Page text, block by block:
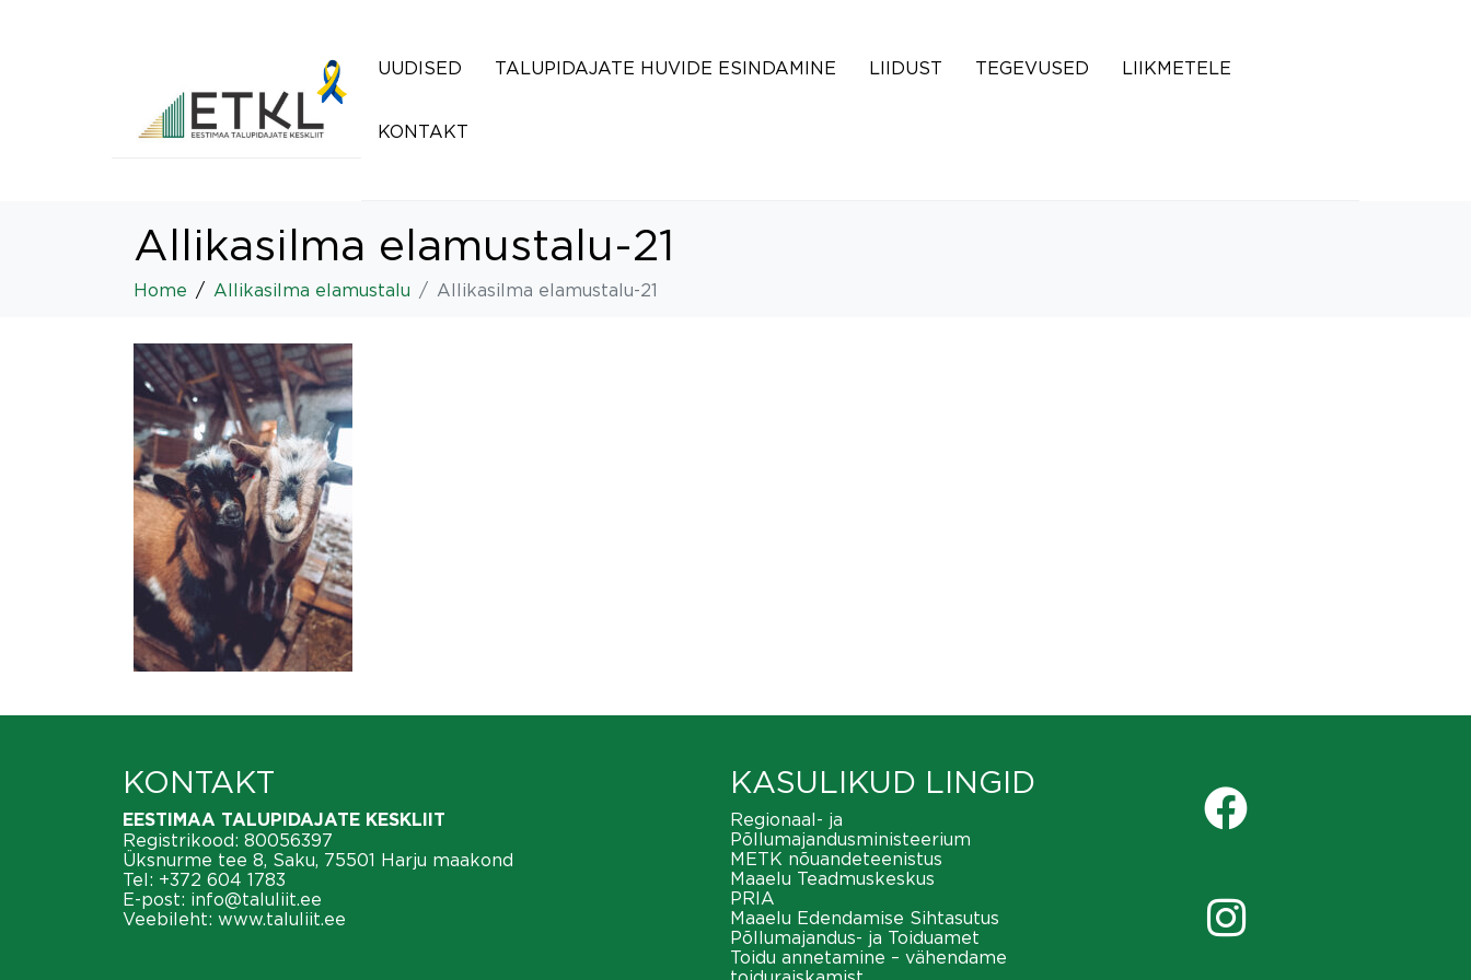
UUDISED TALUPIDAJATE HUVIDE ESINDAMINE LIIDUST TEGEVUSED LIIKMETELE
KONTAKT
Allikasilma elamustalu-21
Home Allikasilma elamustalu Allikasilma elamustalu-21
KONTAKT
EESTIMAA TALUPIDAJATE KESKLIIT
Registrikood: 80056397
Üksnurme tee 8, Saku, 75501 Harju maakond
Tel: +372 604 1783
E-post: info@taluliit.ee
Veebileht: www.taluliit.ee
KASULIKUD LINGID
Regionaal- ja
Põllumajandusministeerium
METK nõuandeteenistus
Maaelu Teadmuskeskus
PRIA
Maaelu Edendamise Sihtasutus
Põllumajandus- ja Toiduamet
Toidu annetamine – vähendame